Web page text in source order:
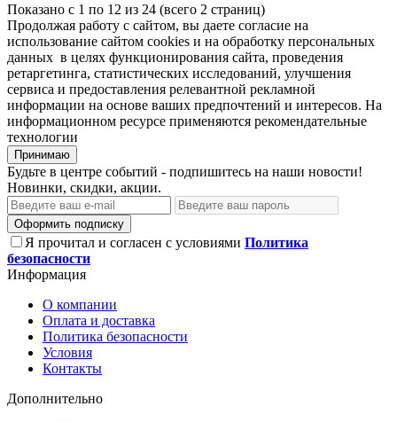
Показано с 1 по 12 из 24 (всего 2 страниц)
Продолжая работу с сайтом, вы даете согласие на
использование сайтом cookies и на обработку персональных
данных в целях функционирования сайта, проведения
ретаргетинга, статистических исследований, улучшения
сервиса и предоставления релевантной рекламной
информации на основе ваших предпочтений и интересов. На
информационном ресурсе применяются рекомендательные
технологии
Принимаю
Будьте в центре событий - подпишитесь на наши новости!
Новинки, скидки, акции.
Оформить подписку
Я прочитал и согласен с условиями Политика
безопасности
Информация
О компании
Оплата и доставка
Политика безопасности
Условия
Контакты
Дополнительно